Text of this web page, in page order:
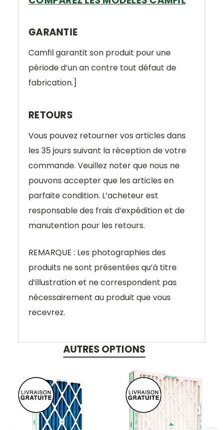
GARANTIE
Camfil garantit son produit pour une
période d’un an contre tout défaut de
fabrication.]
RETOURS
Vous pouvez retourner vos articles dans
les 35 jours suivant la réception de votre
commande. Veuillez noter que nous ne
pouvons accepter que les articles en
parfaite condition. L’acheteur est
responsable des frais d’expédition et de
manutention pour les retours.
REMARQUE : Les photographies des
produits ne sont présentées qu’à titre
d’illustration et ne correspondent pas
nécessairement au produit que vous
recevrez.
AUTRES OPTIONS